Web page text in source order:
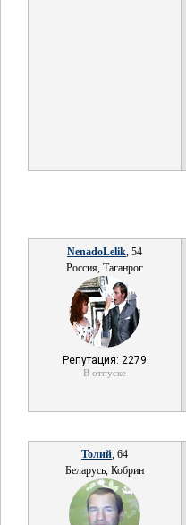
NenadoLelik, 54
Россия, Таганрог
Репутация: 2279
В отпуске
Толий, 64
Беларусь, Кобрин